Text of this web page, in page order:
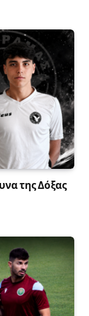
της Δόξας